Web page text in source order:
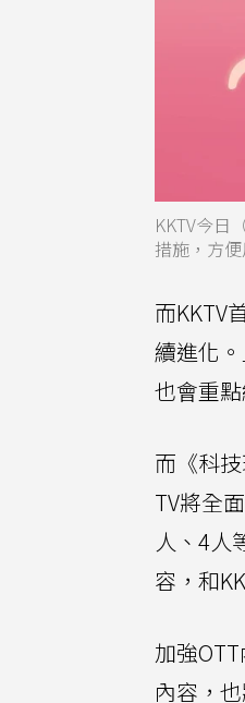
KKTV今日
措施，方便
而KKTV
續進化
也會重
而《科
TV將全
人、4人
容，和
加強
內容，